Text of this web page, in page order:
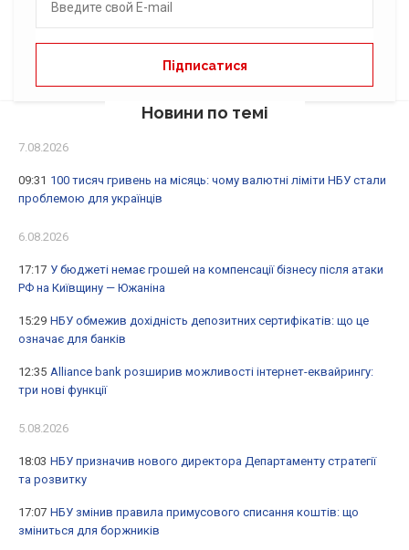
Новини по темі
7.08.2026
09:31 100 тисяч гривень на місяць: чому валютні ліміти НБУ стали
проблемою для українців
6.08.2026
17:17 У бюджеті немає грошей на компенсації бізнесу після атаки
РФ на Київщину — Южаніна
15:29 НБУ обмежив дохідність депозитних сертифікатів: що це
означає для банків
12:35 Alliance bank розширив можливості інтернет-еквайрингу:
три нові функції
5.08.2026
18:03 НБУ призначив нового директора Департаменту стратегії
та розвитку
17:07 НБУ змінив правила примусового списання коштів: що
зміниться для боржників